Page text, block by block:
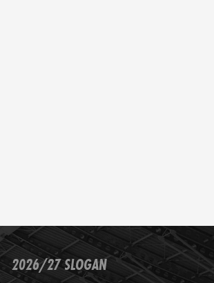
2026/27 SLOGAN